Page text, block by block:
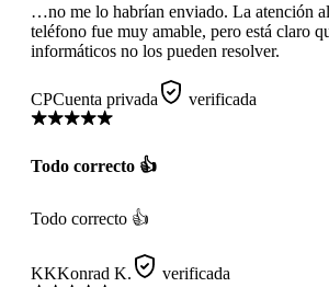
…no me lo habrían enviado. La atención
teléfono fue muy amable, pero está claro
informáticos no los pueden resolver.
CPCuenta privada verificada
Todo correcto 👍
Todo correcto 👍
KKKonrad K. verificada